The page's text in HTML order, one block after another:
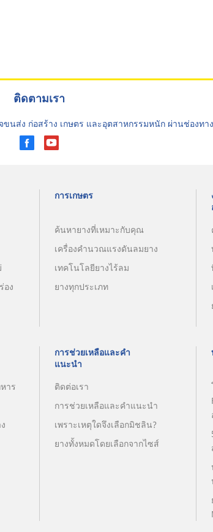
ติดตามเรา
นส่ง ก่อสร้าง เกษตร และอุตสาหกรรมหนัก ผ่านช่องทา
อง
การเกษตร
ค้นหายางที่เหมาะกับคุณ
เครื่องคำนวณแรงดันลมยาง
เทคโนโลยียางไร้ลม
ยางทุกประเภท
าร
การช่วยเหลือและคำ
แนะนำ
ติดต่อเรา
การช่วยเหลือและคำแนะนำ
เพราะเหตุใดจึงเลือกมิชลิน?
ยางทั้งหมดโดยเลือกจากไซส์